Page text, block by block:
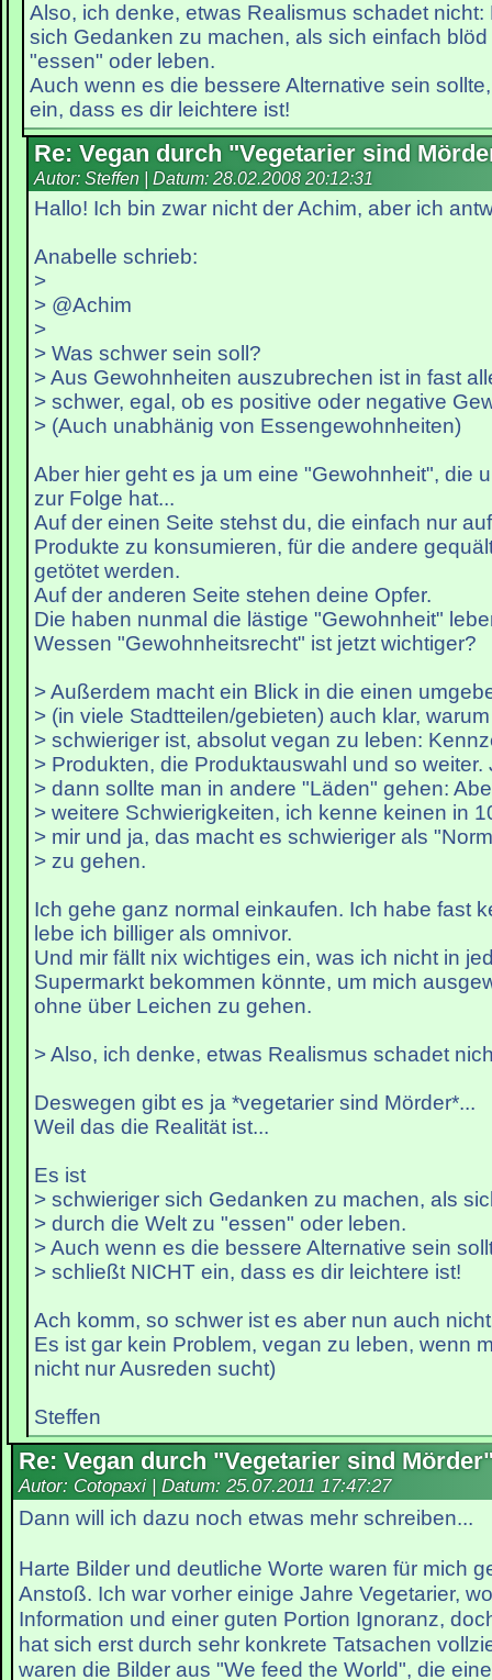
Also, ich denke, etwas Realismus schadet nicht:
sich Gedanken zu machen, als sich einfach
"essen" oder leben.
Auch wenn es die bessere Alternative sein
ein, dass es dir leichtere ist!
Re: Vegan durch "Vegetarier sind
Autor: Steffen | Datum: 28.02.2008 20:12:31
Hallo! Ich bin zwar nicht der Achim, aber ich
Anabelle schrieb:
>
> @Achim
>
> Was schwer sein soll?
> Aus Gewohnheiten auszubrechen ist in fast
> schwer, egal, ob es positive oder negative
> (Auch unabhänig von Essengewohnheiten)
Aber hier geht es ja um eine "Gewohnheit", die
zur Folge hat...
Auf der einen Seite stehst du, die einfach nur
Produkte zu konsumieren, für die andere
getötet werden.
Auf der anderen Seite stehen deine Opfer.
Die haben nunmal die lästige "Gewohnheit"
Wessen "Gewohnheitsrecht" ist jetzt wichtiger?
> Außerdem macht ein Blick in die einen
> (in viele Stadtteilen/gebieten) auch klar,
> schwieriger ist, absolut vegan zu leben:
> Produkten, die Produktauswahl und so weiter.
> dann sollte man in andere "Läden" gehen:
> weitere Schwierigkeiten, ich kenne keinen in
> mir und ja, das macht es schwieriger als
> zu gehen.
Ich gehe ganz normal einkaufen. Ich habe fast
lebe ich billiger als omnivor.
Und mir fällt nix wichtiges ein, was ich nicht in
Supermarkt bekommen könnte, um mich
ohne über Leichen zu gehen.
> Also, ich denke, etwas Realismus schadet
Deswegen gibt es ja *vegetarier sind Mörder*...
Weil das die Realität ist...
Es ist
> schwieriger sich Gedanken zu machen, als
> durch die Welt zu "essen" oder leben.
> Auch wenn es die bessere Alternative sein
> schließt NICHT ein, dass es dir leichtere ist!
Ach komm, so schwer ist es aber nun auch
Es ist gar kein Problem, vegan zu leben, wenn
nicht nur Ausreden sucht)
Steffen
Re: Vegan durch "Vegetarier sind
Autor: Cotopaxi | Datum: 25.07.2011 17:47:27
Dann will ich dazu noch etwas mehr schreiben...
Harte Bilder und deutliche Worte waren für mich
Anstoß. Ich war vorher einige Jahre Vegetarier,
Information und einer guten Portion Ignoranz,
hat sich erst durch sehr konkrete Tatsachen
waren die Bilder aus "We feed the World", die